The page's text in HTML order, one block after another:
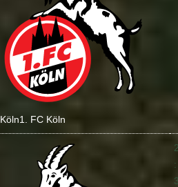
Köln1. FC Köln
: